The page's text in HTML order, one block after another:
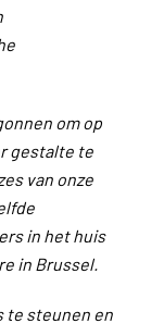
om op
gestalte te
van onze
in het huis
in Brussel.
te steunen en